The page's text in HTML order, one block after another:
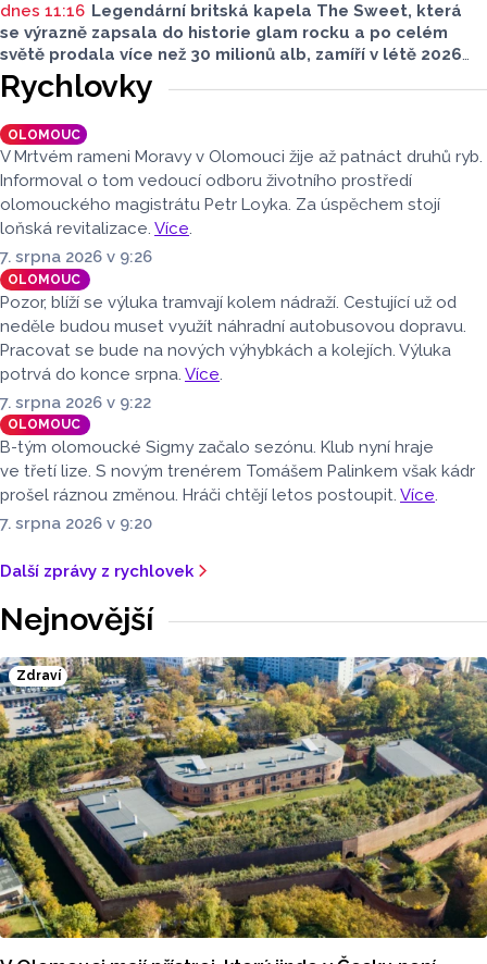
dnes 11:16 Legendární britská kapela The Sweet, která
se výrazně zapsala do historie glam rocku a po celém
světě prodala více než 30 milionů alb, zamíří v létě 2026
na Moravu. V sobotu 15. srpna vystoupí pod širým nebem
v Amfiteátru Mikulov. Jako speciální host se představí
pražská skupina Precedens.
Rychlovky
OLOMOUC
V Mrtvém rameni Moravy v Olomouci žije až patnáct druhů ryb.
Informoval o tom vedoucí odboru životního prostředí
olomouckého magistrátu Petr Loyka. Za úspěchem stojí
loňská revitalizace. Více.
7. srpna 2026 v 9:26
OLOMOUC
Pozor, blíží se výluka tramvají kolem nádraží. Cestující už od
neděle budou muset využít náhradní autobusovou dopravu.
Pracovat se bude na nových výhybkách a kolejích. Výluka
potrvá do konce srpna. Více
7. srpna 2026 v 9:22
OLOMOUC
B-tým olomoucké Sigmy začalo sezónu. Klub nyní hraje
ve třetí lize. S novým trenérem Tomášem Palinkem však kádr
prošel ráznou změnou. Hráči chtějí letos postoupit. Více.
7. srpna 2026 v 9:20
Další zprávy z rychlovek
Nejnovější
Zdraví